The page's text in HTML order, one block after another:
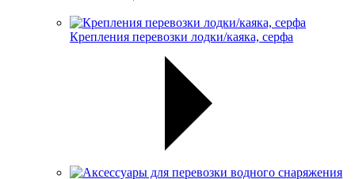
Крепления перевозки лодки/каяка, серфа